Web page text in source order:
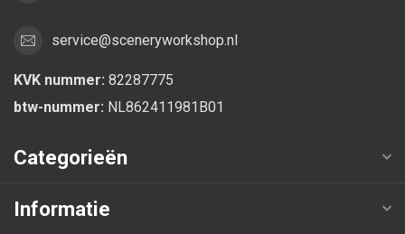
service@sceneryworkshop.nl
KVK nummer: 82287775
btw-nummer: NL862411981B01
Categorieën
Informatie